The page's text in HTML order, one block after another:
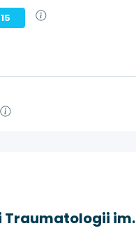
Traumatologii im.